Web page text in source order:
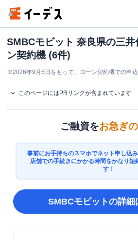
SMBCモビット 奈良県の三
ン契約機 (6件)
※2026年9月6日をもって、ローン契約機での申込
このページにはPRリンクが含まれています
ご融資をお急ぎ
事前にお手持ちのスマホでネット申し込み
店舗での手続きにかかる時間をかなり短
す！
SMBCモビットの詳細